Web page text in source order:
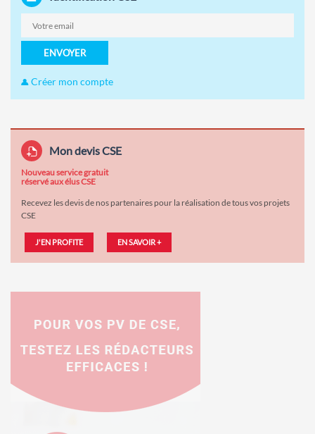
ENVOYER
Créer mon compte
Mon devis CSE
Nouveau service gratuit
réservé aux élus CSE
Recevez les devis de nos partenaires pour la réalisation de tous vos projets
CSE
J'EN PROFITE EN SAVOIR +